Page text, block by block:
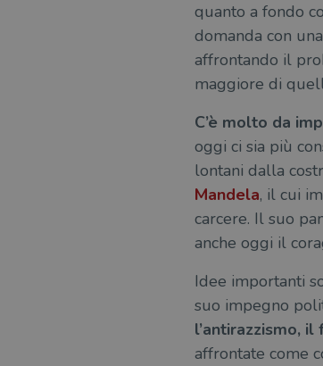
quanto a fondo
domanda con
affrontando il
maggiore di
C’è molto da
oggi ci sia più
lontani dalla
Mandela, il cui
carcere. Il suo
anche oggi il
Idee importanti
suo impegno
l’antirazzismo,
affrontate come